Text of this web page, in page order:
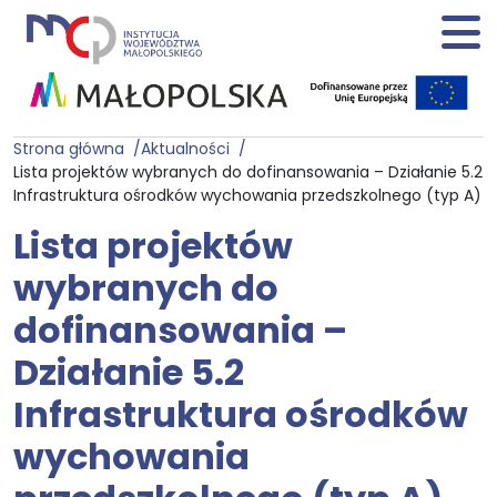
Strona główna
Aktualności
Lista projektów wybranych do dofinansowania – Działanie 5.2
Infrastruktura ośrodków wychowania przedszkolnego (typ A)
Lista projektów
wybranych do
dofinansowania –
Działanie 5.2
Infrastruktura ośrodków
wychowania